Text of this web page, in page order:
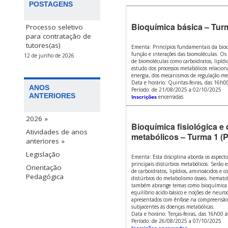
POSTAGENS
Processo seletivo
para contratação de
tutores(as)
12 de junho de 2026
ANOS
ANTERIORES
2026 »
Atividades de anos
anteriores »
Legislação
Orientação
Pedagógica
Bioquímica básica –
Ementa: Princípios fundamentais da
função e interações das biomoléculas.
de biomoléculas como carboidratos,
estudo dos processos metabólicos
energia, dos mecanismos de regulação
Data e horário: Quintas-feiras, das
Período: de 21/08/2025 a 02/10/2025
Inscrições encerradas
Bioquímica fisiológica e
metabólicos – Turma 1
Ementa: Esta disciplina aborda os
principais distúrbios metabólicos. Serão
de carboidratos, lipídios, aminoácidos e
distúrbios do metabolismo ósseo,
também abrange temas como
equilíbrio ácido-básico e noções de
apresentados com ênfase na
subjacentes às doenças metabólicas.
Data e horário: Terças-feiras, das 16h00
Período: de 26/08/2025 a 07/10/2025